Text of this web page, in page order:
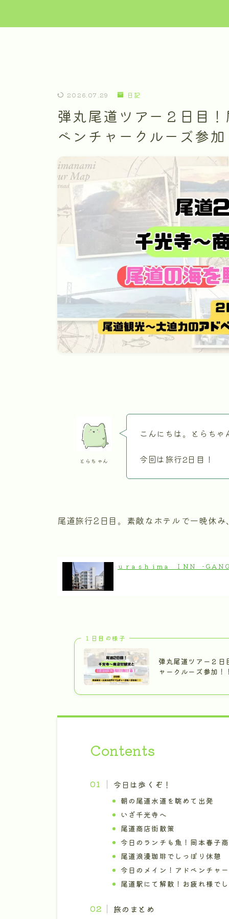
2026.07.29 日記
弾丸尾道ツアー２日目
ベンチャークルーズ参
とらちゃん
こんにちは。とらちゃ
今回は旅行2日目！
尾道旅行2日目。素敵なホテルで一晩休
ｕｒａｓｈｉｍａ ＩＮＮ −ＧＡＮ
１日目の様子
弾丸尾道ツアー２
ャークルーズ参加！
Contents
今日は歩くぞ！
朝の尾道水道を眺めて出発
いざ千光寺へ
尾道商店街散策
今日のランチも魚！岡本春子
尾道浪漫珈琲でしっぽり休憩
今日のメイン！アドベンチャ
尾道駅にて解散！お疲れ様で
旅のまとめ